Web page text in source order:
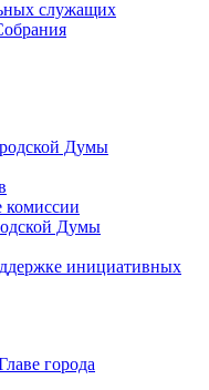
служащих
Думы
комиссии
Думы
инициативных
города